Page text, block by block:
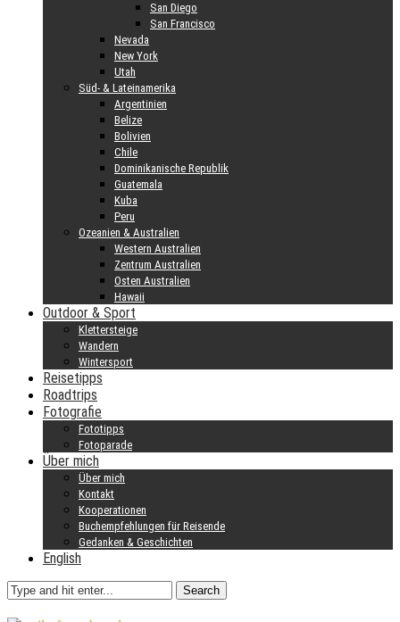
San Diego
San Francisco
Nevada
New York
Utah
Süd- & Lateinamerika
Argentinien
Belize
Bolivien
Chile
Dominikanische Republik
Guatemala
Kuba
Peru
Ozeanien & Australien
Western Australien
Zentrum Australien
Osten Australien
Hawaii
Outdoor & Sport
Klettersteige
Wandern
Wintersport
Reisetipps
Roadtrips
Fotografie
Fototipps
Fotoparade
Über mich
Über mich
Kontakt
Kooperationen
Buchempfehlungen für Reisende
Gedanken & Geschichten
English
Search